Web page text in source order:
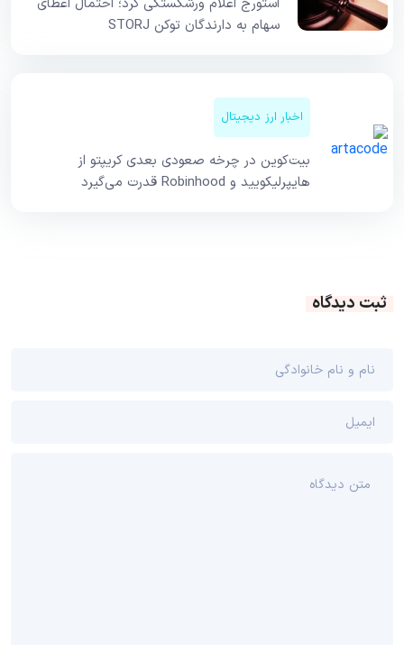
سهام به دارندگان توکن STORJ
اخبار ارز دیجیتال
بیت‌کوین در چرخه صعودی بعدی کریپتو از
هایپرلیکویید و Robinhood قدرت می‌گیرد
ثبت دیدگاه